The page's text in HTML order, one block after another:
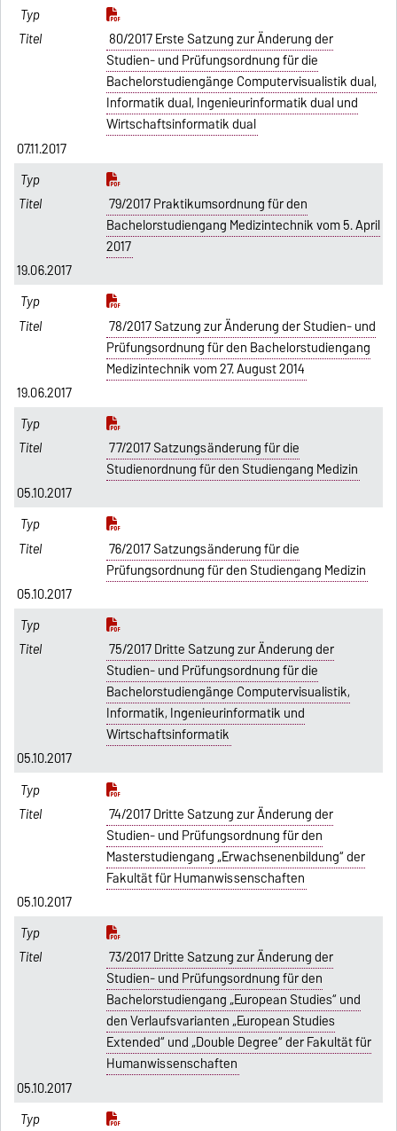
80/2017 Erste Satzung zur Änderung der
Studien- und Prüfungsordnung für die
Bachelorstudiengänge Computervisualistik dual,
Informatik dual, Ingenieurinformatik dual und
Wirtschaftsinformatik dual
07.11.2017
79/2017 Praktikumsordnung für den
Bachelorstudiengang Medizintechnik vom 5. April
2017
19.06.2017
78/2017 Satzung zur Änderung der Studien- und
Prüfungsordnung für den Bachelorstudiengang
Medizintechnik vom 27. August 2014
19.06.2017
77/2017 Satzungsänderung für die
Studienordnung für den Studiengang Medizin
05.10.2017
76/2017 Satzungsänderung für die
Prüfungsordnung für den Studiengang Medizin
05.10.2017
75/2017 Dritte Satzung zur Änderung der
Studien- und Prüfungsordnung für die
Bachelorstudiengänge Computervisualistik,
Informatik, Ingenieurinformatik und
Wirtschaftsinformatik
05.10.2017
74/2017 Dritte Satzung zur Änderung der
Studien- und Prüfungsordnung für den
Masterstudiengang „Erwachsenenbildung“ der
Fakultät für Humanwissenschaften
05.10.2017
73/2017 Dritte Satzung zur Änderung der
Studien- und Prüfungsordnung für den
Bachelorstudiengang „European Studies“ und
den Verlaufsvarianten „European Studies
Extended“ und „Double Degree“ der Fakultät für
Humanwissenschaften
05.10.2017